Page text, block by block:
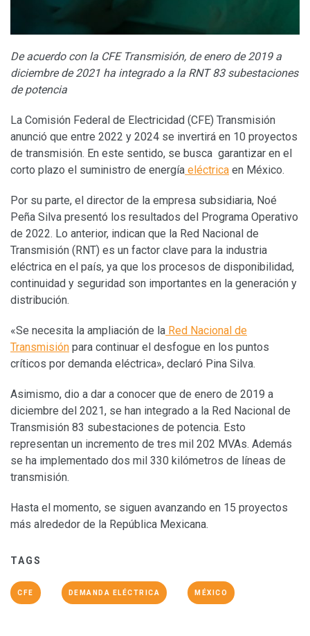
De acuerdo con la CFE Transmisión, de enero de 2019 a
diciembre de 2021 ha integrado a la RNT 83 subestaciones
de potencia
La Comisión Federal de Electricidad (CFE) Transmisión
anunció que entre 2022 y 2024 se invertirá en 10 proyectos
de transmisión. En este sentido, se busca garantizar en el
corto plazo el suministro de energía eléctrica en México.
Por su parte, el director de la empresa subsidiaria, Noé
Peña Silva presentó los resultados del Programa Operativo
de 2022. Lo anterior, indican que la Red Nacional de
Transmisión (RNT) es un factor clave para la industria
eléctrica en el país, ya que los procesos de disponibilidad,
continuidad y seguridad son importantes en la generación y
distribución.
«Se necesita la ampliación de la Red Nacional de
Transmisión para continuar el desfogue en los puntos
críticos por demanda eléctrica», declaró Pina Silva.
Asimismo, dio a dar a conocer que de enero de 2019 a
diciembre del 2021, se han integrado a la Red Nacional de
Transmisión 83 subestaciones de potencia. Esto
representan un incremento de tres mil 202 MVAs. Además
se ha implementado dos mil 330 kilómetros de líneas de
transmisión.
Hasta el momento, se siguen avanzando en 15 proyectos
más alrededor de la República Mexicana.
TAGS
CFE DEMANDA ELÉCTRICA MÉXICO